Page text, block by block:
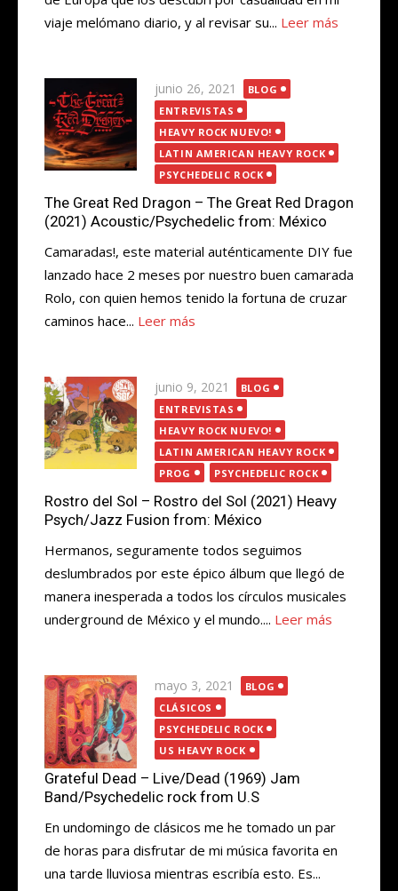
viaje melómano diario, y al revisar su... Leer más
Publicada
el
junio 26, 2021
BLOG
ENTREVISTAS
HEAVY ROCK NUEVO!
LATIN AMERICAN HEAVY ROCK
PSYCHEDELIC ROCK
The Great Red Dragon – The Great Red Dragon
(2021) Acoustic/Psychedelic from: México
Camaradas!, este material auténticamente DIY fue
lanzado hace 2 meses por nuestro buen camarada
Rolo, con quien hemos tenido la fortuna de cruzar
caminos hace... Leer más
Publicada
el
junio 9, 2021
BLOG
ENTREVISTAS
HEAVY ROCK NUEVO!
LATIN AMERICAN HEAVY ROCK
PROG
PSYCHEDELIC ROCK
Rostro del Sol – Rostro del Sol (2021) Heavy
Psych/Jazz Fusion from: México
Hermanos, seguramente todos seguimos
deslumbrados por este épico álbum que llegó de
manera inesperada a todos los círculos musicales
underground de México y el mundo.... Leer más
Publicada
el
mayo 3, 2021
BLOG
CLÁSICOS
PSYCHEDELIC ROCK
US HEAVY ROCK
Grateful Dead – Live/Dead (1969) Jam
Band/Psychedelic rock from U.S
En undomingo de clásicos me he tomado un par
de horas para disfrutar de mi música favorita en
una tarde lluviosa mientras escribía esto. Es...